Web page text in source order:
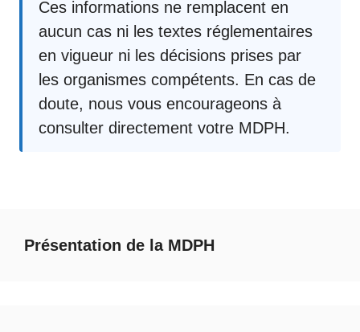
Ces informations ne remplacent en
aucun cas ni les textes réglementaires
en vigueur ni les décisions prises par
les organismes compétents. En cas de
doute, nous vous encourageons à
consulter directement votre MDPH.
Présentation de la MDPH